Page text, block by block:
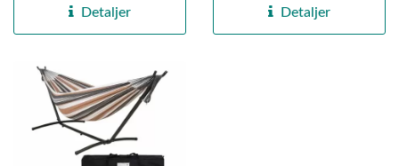
vadderade tyghängmattor...
Detaljer
metallhängmatteställningar...
Detaljer